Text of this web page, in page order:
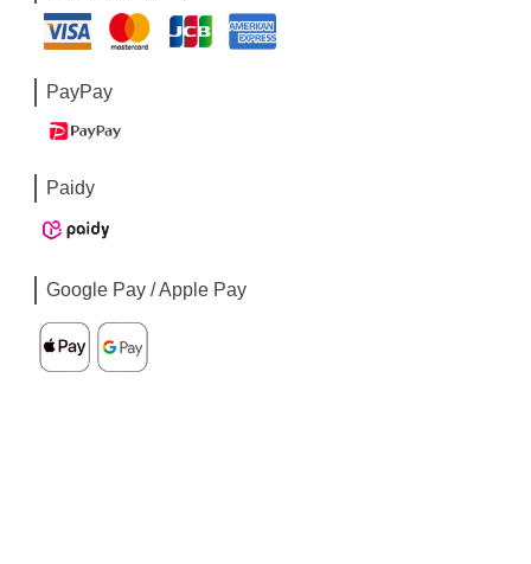
PayPay
Paidy
Google Pay / Apple Pay